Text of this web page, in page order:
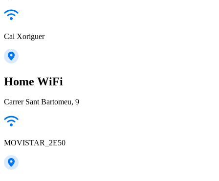
Cal Xoriguer
Home WiFi
Carrer Sant Bartomeu, 9
MOVISTAR_2E50